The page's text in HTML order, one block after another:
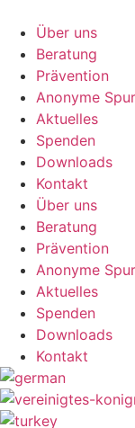
Inhalt
springen
Über uns
Beratung
Prävention
Anonyme
Aktuelles
Spenden
Downloads
Kontakt
Über uns
Beratung
Prävention
Anonyme
Aktuelles
Spenden
Downloads
Kontakt